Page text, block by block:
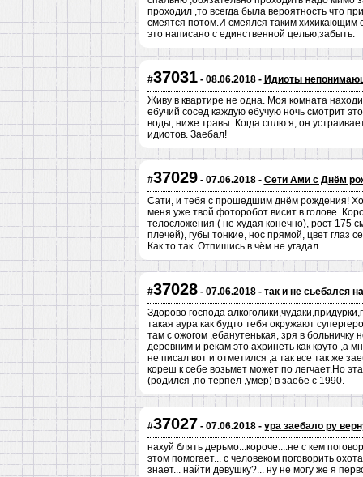
проходил ,то всегда была вероятность что
смеятся потом.И смеялся таким хихикающим
это написано с единственной целью,забыть.
#37031- 08.06.2018 - Идиоты
Живу в квартире не одна. Моя комната
ебучий сосед каждую ебучую ночь смотрит
воды, ниже травы. Когда сплю я, он
идиотов. Заебал!
#37029- 07.06.2018 - Сети Ами с Днём
Сати, и тебя с прошедшим днём рождения!
меня уже твой фоторобот висит в голове.
телосложения ( не худая конечно), рост 175
плечей), губы тонкие, нос прямой, цвет
Как то так. Отпишись в чём не угадал.
#37028- 07.06.2018 - так и не сьебался
Здорово господа
такая аура как будто тебя окружают
там с ожогом ,ебанутенькая, зря в
деревним и рекам это ахринеть как круто ,а
не писал вот и отметился ,а так все так же
кореш к себе возьмет может по легчает.Но
(родился ,по терпел ,умер) в заебе с 1990.
#37027 - 07.06.2018 - ура заебало ру
нахуй блять дерьмо...короче....не с кем
этом помогает... с человеком поговорить
знает... найти девушку?... ну не могу же я